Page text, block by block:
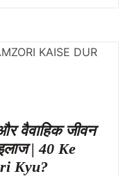
वैवाहिक जीवन
| 40 Ke
Kyu?